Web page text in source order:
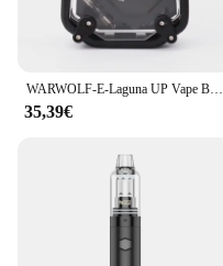
WARWOLF-E-Laguna UP Vape Box Mod, 150W, Batterie 2200mAh spatirée, Tension Variable Réglable, Atomiseur à Fil 510 Précieux
35,39€